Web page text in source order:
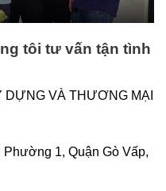
tôi tư vấn tận tình
VÀ THƯƠNG MẠI
1, Quận Gò Vấp,